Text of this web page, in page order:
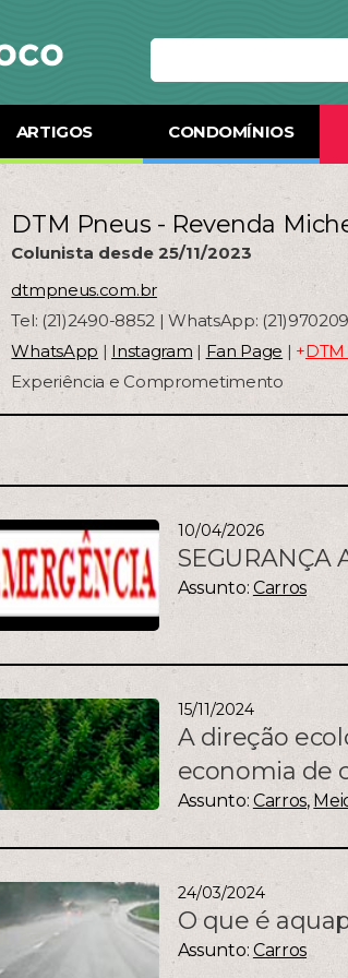
ARTIGOS CONDOMÍNIOS
DTM Pneus - Revenda
Colunista desde 25/11/2023
dtmpneus.com.br
Tel: (21)2490-8852 | WhatsApp:
WhatsApp | Instagram | Fan Page | +
Experiência e Comprometimento
10/04/2026
SEGURANÇA
Assunto: Carros
15/11/2024
A direção
economia de
Assunto: Carros,
24/03/2024
O que é
Assunto: Carros